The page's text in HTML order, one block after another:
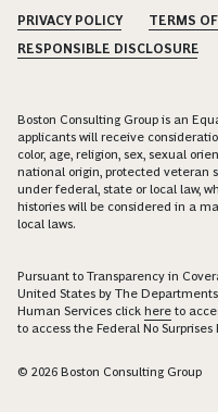
PRIVACY POLICY TERMS
RESPONSIBLE DISCLOSURE
Boston Consulting Group is an
applicants will receive
color, age, religion, sex, sexual
national origin, protected veteran
under federal, state or local law,
histories will be considered in a
local laws.
Pursuant to Transparency in
United States by The
Human Services click here to
to access the Federal No
© 2026 Boston Consulting Group